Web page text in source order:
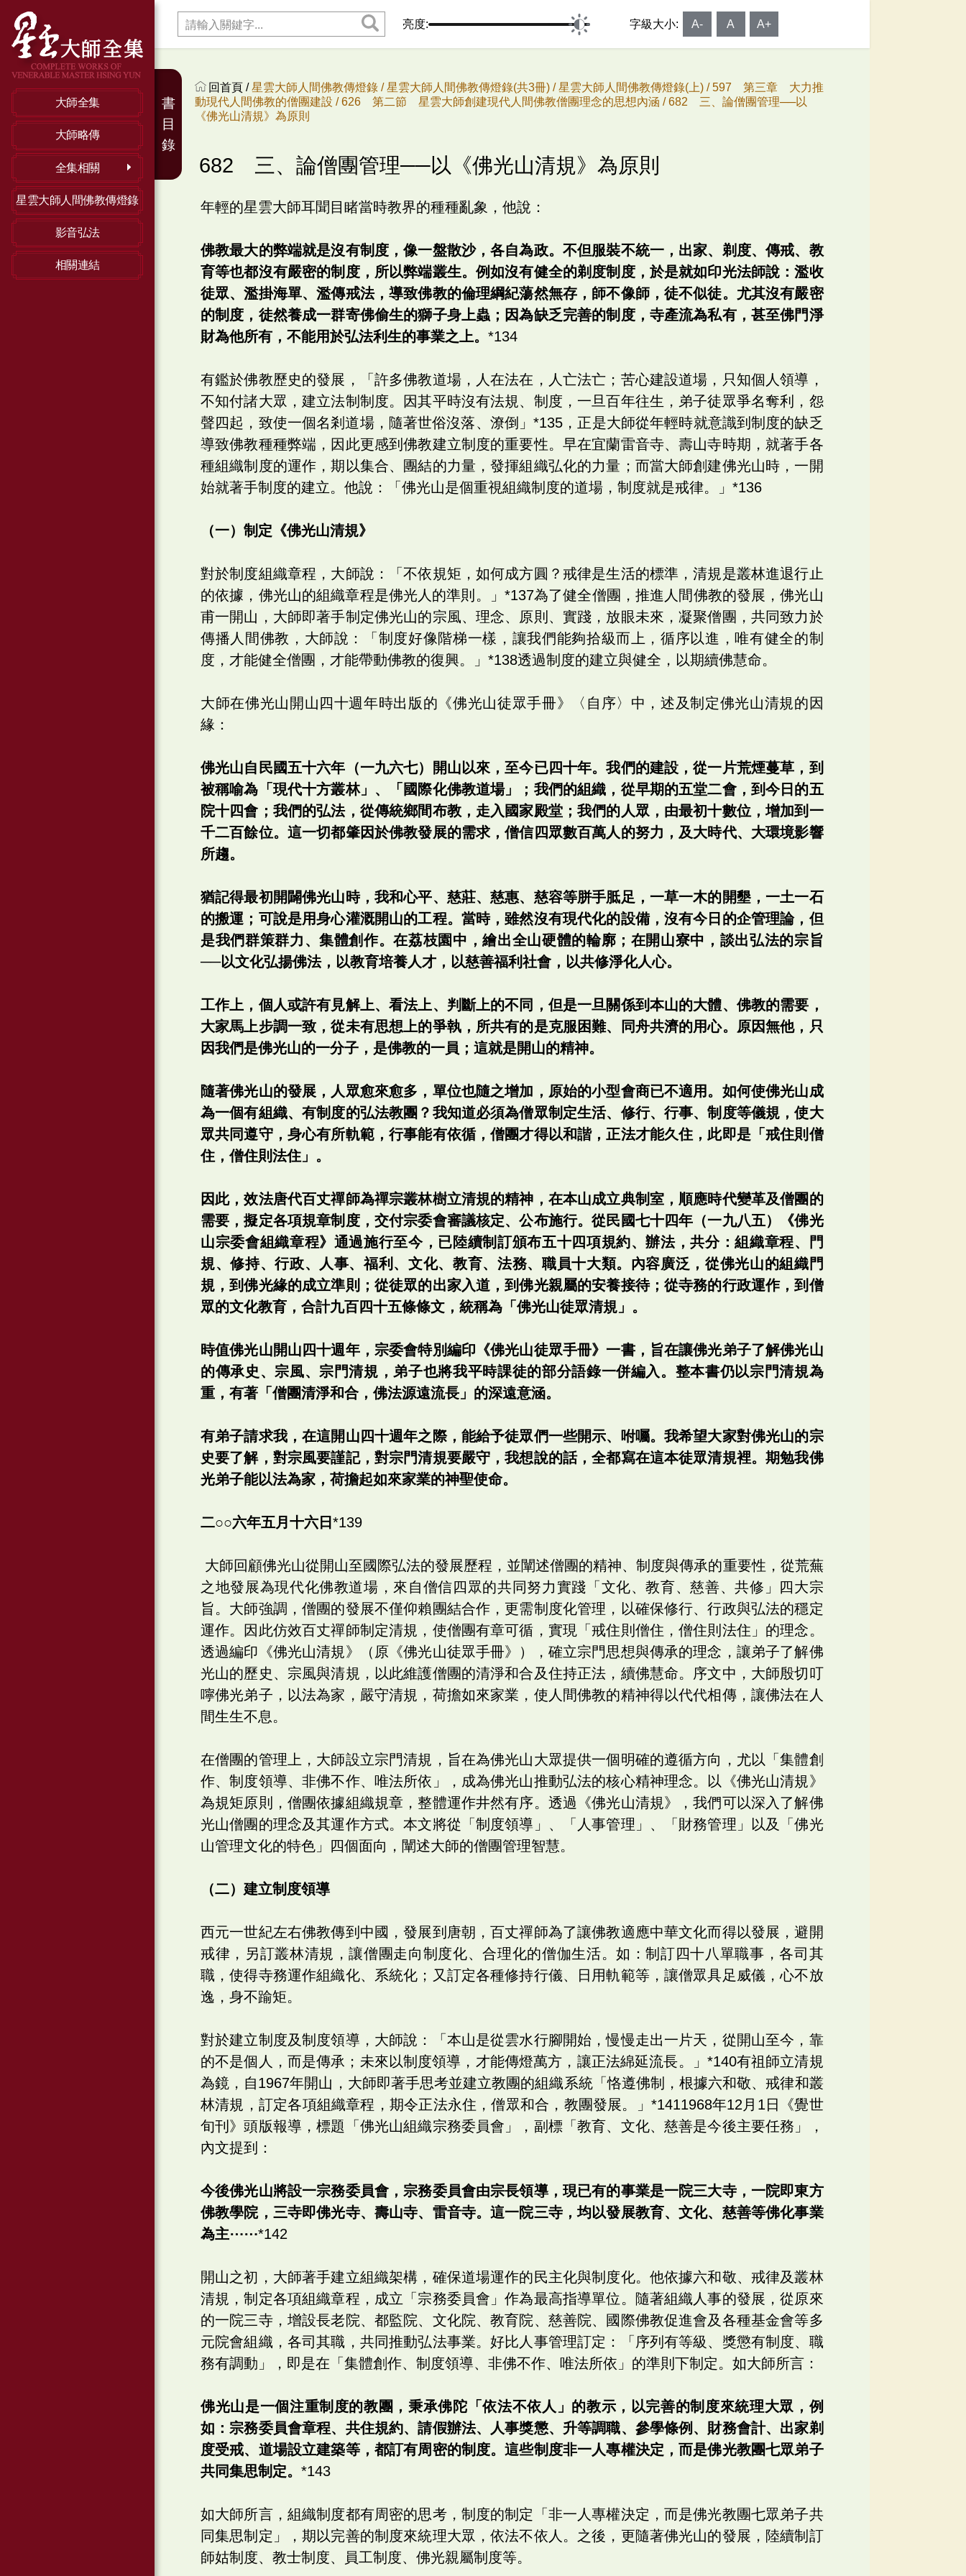
大師全集
大師略傳
全集相關
星雲大師人間佛教傳燈錄
影音弘法
相關連結
亮度: 字級大小: A- A A+
回首頁 /星雲大師人間佛教傳燈錄 /星雲大師人間佛教傳燈錄(共3冊) /星雲大師人間佛教傳燈錄(上) /597 第三章 大力推
動現代人間佛教的僧團建設 /626 第二節 星雲大師創建現代人間佛教僧團理念的思想內涵 /682 三、論僧團管理──以
《佛光山清規》為原則
682 三、論僧團管理──以《佛光山清規》為原則
年輕的星雲大師耳聞目睹當時教界的種種亂象，他說：
佛教最大的弊端就是沒有制度，像一盤散沙，各自為政。不但服裝不統一，出家、剃度、傳戒、教
育等也都沒有嚴密的制度，所以弊端叢生。例如沒有健全的剃度制度，於是就如印光法師說：濫收
徒眾、濫掛海單、濫傳戒法，導致佛教的倫理綱紀蕩然無存，師不像師，徒不似徒。尤其沒有嚴密
的制度，徒然養成一群寄佛偷生的獅子身上蟲；因為缺乏完善的制度，寺產流為私有，甚至佛門淨
財為他所有，不能用於弘法利生的事業之上。 *134
有鑑於佛教歷史的發展，「許多佛教道場，人在法在，人亡法亡；苦心建設道場，只知個人領導，
不知付諸大眾，建立法制制度。因其平時沒有法規、制度，一旦百年往生，弟子徒眾爭名奪利，怨
聲四起，致使一個名剎道場，隨著世俗沒落、潦倒」*135，正是大師從年輕時就意識到制度的缺乏
導致佛教種種弊端，因此更感到佛教建立制度的重要性。早在宜蘭雷音寺、壽山寺時期，就著手各
種組織制度的運作，期以集合、團結的力量，發揮組織弘化的力量；而當大師創建佛光山時，一開
始就著手制度的建立。他說：「佛光山是個重視組織制度的道場，制度就是戒律。」*136
（一）制定《佛光山清規》
對於制度組織章程，大師說：「不依規矩，如何成方圓？戒律是生活的標準，清規是叢林進退行止
的依據，佛光山的組織章程是佛光人的準則。」*137為了健全僧團，推進人間佛教的發展，佛光山
甫一開山，大師即著手制定佛光山的宗風、理念、原則、實踐，放眼未來，凝聚僧團，共同致力於
傳播人間佛教，大師說：「制度好像階梯一樣，讓我們能夠拾級而上，循序以進，唯有健全的制
度，才能健全僧團，才能帶動佛教的復興。」*138透過制度的建立與健全，以期續佛慧命。
大師在佛光山開山四十週年時出版的《佛光山徒眾手冊》〈自序〉中，述及制定佛光山清規的因
緣：
佛光山自民國五十六年（一九六七）開山以來，至今已四十年。我們的建設，從一片荒煙蔓草，到
被稱喻為「現代十方叢林」、「國際化佛教道場」；我們的組織，從早期的五堂二會，到今日的五
院十四會；我們的弘法，從傳統鄉間布教，走入國家殿堂；我們的人眾，由最初十數位，增加到一
千二百餘位。這一切都肇因於佛教發展的需求，僧信四眾數百萬人的努力，及大時代、大環境影響
所趨。
猶記得最初開闢佛光山時，我和心平、慈莊、慈惠、慈容等胼手胝足，一草一木的開墾，一土一石
的搬運；可說是用身心灌溉開山的工程。當時，雖然沒有現代化的設備，沒有今日的企管理論，但
是我們群策群力、集體創作。在荔枝園中，繪出全山硬體的輪廓；在開山寮中，談出弘法的宗旨
──以文化弘揚佛法，以教育培養人才，以慈善福利社會，以共修淨化人心。
工作上，個人或許有見解上、看法上、判斷上的不同，但是一旦關係到本山的大體、佛教的需要，
大家馬上步調一致，從未有思想上的爭執，所共有的是克服困難、同舟共濟的用心。原因無他，只
因我們是佛光山的一分子，是佛教的一員；這就是開山的精神。
隨著佛光山的發展，人眾愈來愈多，單位也隨之增加，原始的小型會商已不適用。如何使佛光山成
為一個有組織、有制度的弘法教團？我知道必須為僧眾制定生活、修行、行事、制度等儀規，使大
眾共同遵守，身心有所軌範，行事能有依循，僧團才得以和諧，正法才能久住，此即是「戒住則僧
住，僧住則法住」。
因此，效法唐代百丈禪師為禪宗叢林樹立清規的精神，在本山成立典制室，順應時代變革及僧團的
需要，擬定各項規章制度，交付宗委會審議核定、公布施行。從民國七十四年（一九八五）《佛光
山宗委會組織章程》通過施行至今，已陸續制訂頒布五十四項規約、辦法，共分：組織章程、門
規、修持、行政、人事、福利、文化、教育、法務、職員十大類。內容廣泛，從佛光山的組織門
規，到佛光緣的成立準則；從徒眾的出家入道，到佛光親屬的安養接待；從寺務的行政運作，到僧
眾的文化教育，合計九百四十五條條文，統稱為「佛光山徒眾清規」。
時值佛光山開山四十週年，宗委會特別編印《佛光山徒眾手冊》一書，旨在讓佛光弟子了解佛光山
的傳承史、宗風、宗門清規，弟子也將我平時課徒的部分語錄一併編入。整本書仍以宗門清規為
重，有著「僧團清淨和合，佛法源遠流長」的深遠意涵。
有弟子請求我，在這開山四十週年之際，能給予徒眾們一些開示、咐囑。我希望大家對佛光山的宗
史要了解，對宗風要謹記，對宗門清規要嚴守，我想說的話，全都寫在這本徒眾清規裡。期勉我佛
光弟子能以法為家，荷擔起如來家業的神聖使命。
二○○六年五月十六日 *139
大師回顧佛光山從開山至國際弘法的發展歷程，並闡述僧團的精神、制度與傳承的重要性，從荒蕪
之地發展為現代化佛教道場，來自僧信四眾的共同努力實踐「文化、教育、慈善、共修」四大宗
旨。大師強調，僧團的發展不僅仰賴團結合作，更需制度化管理，以確保修行、行政與弘法的穩定
運作。因此仿效百丈禪師制定清規，使僧團有章可循，實現「戒住則僧住，僧住則法住」的理念。
透過編印《佛光山清規》（原《佛光山徒眾手冊》），確立宗門思想與傳承的理念，讓弟子了解佛
光山的歷史、宗風與清規，以此維護僧團的清淨和合及住持正法，續佛慧命。序文中，大師殷切叮
嚀佛光弟子，以法為家，嚴守清規，荷擔如來家業，使人間佛教的精神得以代代相傳，讓佛法在人
間生生不息。
在僧團的管理上，大師設立宗門清規，旨在為佛光山大眾提供一個明確的遵循方向，尤以「集體創
作、制度領導、非佛不作、唯法所依」，成為佛光山推動弘法的核心精神理念。以《佛光山清規》
為規矩原則，僧團依據組織規章，整體運作井然有序。透過《佛光山清規》，我們可以深入了解佛
光山僧團的理念及其運作方式。本文將從「制度領導」、「人事管理」、「財務管理」以及「佛光
山管理文化的特色」四個面向，闡述大師的僧團管理智慧。
（二）建立制度領導
西元一世紀左右佛教傳到中國，發展到唐朝，百丈禪師為了讓佛教適應中華文化而得以發展，避開
戒律，另訂叢林清規，讓僧團走向制度化、合理化的僧伽生活。如：制訂四十八單職事，各司其
職，使得寺務運作組織化、系統化；又訂定各種修持行儀、日用軌範等，讓僧眾具足威儀，心不放
逸，身不踰矩。
對於建立制度及制度領導，大師說：「本山是從雲水行腳開始，慢慢走出一片天，從開山至今，靠
的不是個人，而是傳承；未來以制度領導，才能傳燈萬方，讓正法綿延流長。」*140有祖師立清規
為鏡，自1967年開山，大師即著手思考並建立教團的組織系統「恪遵佛制，根據六和敬、戒律和叢
林清規，訂定各項組織章程，期令正法永住，僧眾和合，教團發展。」*1411968年12月1日《覺世
旬刊》頭版報導，標題「佛光山組織宗務委員會」，副標「教育、文化、慈善是今後主要任務」，
內文提到：
今後佛光山將設一宗務委員會，宗務委員會由宗長領導，現已有的事業是一院三大寺，一院即東方
佛教學院，三寺即佛光寺、壽山寺、雷音寺。這一院三寺，均以發展教育、文化、慈善等佛化事業
為主⋯⋯*142
開山之初，大師著手建立組織架構，確保道場運作的民主化與制度化。他依據六和敬、戒律及叢林
清規，制定各項組織章程，成立「宗務委員會」作為最高指導單位。隨著組織人事的發展，從原來
的一院三寺，增設長老院、都監院、文化院、教育院、慈善院、國際佛教促進會及各種基金會等多
元院會組織，各司其職，共同推動弘法事業。好比人事管理訂定：「序列有等級、獎懲有制度、職
務有調動」，即是在「集體創作、制度領導、非佛不作、唯法所依」的準則下制定。如大師所言：
佛光山是一個注重制度的教團，秉承佛陀「依法不依人」的教示，以完善的制度來統理大眾，例
如：宗務委員會章程、共住規約、請假辦法、人事獎懲、升等調職、參學條例、財務會計、出家剃
度受戒、道場設立建築等，都訂有周密的制度。這些制度非一人專權決定，而是佛光教團七眾弟子
共同集思制定。 *143
如大師所言，組織制度都有周密的思考，制度的制定「非一人專權決定，而是佛光教團七眾弟子共
同集思制定」，期以完善的制度來統理大眾，依法不依人。之後，更隨著佛光山的發展，陸續制訂
師姑制度、教士制度、員工制度、佛光親屬制度等。
書
目
錄